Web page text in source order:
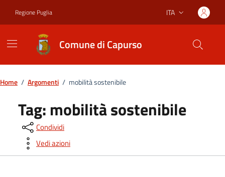
Regione Puglia Lingua attiva:
ITA
Comune di Capurso
Home / Argomenti / mobilità sostenibile
Tag: mobilità sostenibile
Condividi
Vedi azioni